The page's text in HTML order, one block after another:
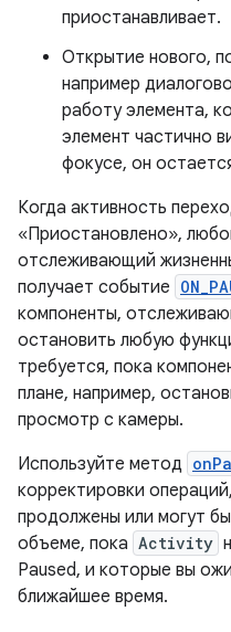
приостанавливает.
Открытие нового,
например
работу элемента,
элемент частично
фокусе, он
Когда активность
«Приостановлено»,
отслеживающий
получает событие
компоненты,
остановить любую
требуется, пока
плане, например,
просмотр с камеры.
Используйте метод
корректировки
продолжены или могут
объеме, пока Activity
Paused, и которые вы
ближайшее время.